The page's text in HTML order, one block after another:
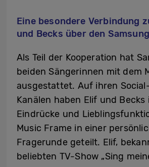
Eine besondere Verbindung
und Becks über den
Als Teil der Kooperation hat
beiden Sängerinnen mit dem
ausgestattet. Auf ihren
Kanälen haben Elif und Becks
Eindrücke und
Music Frame in einer
Fragerunde geteilt. Elif,
beliebten TV-Show „Sing